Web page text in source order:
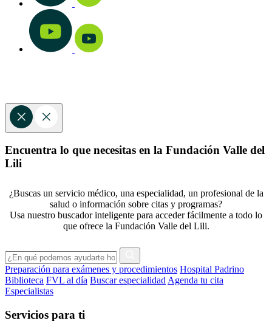
Encuentra lo que necesitas en la Fundación Valle del
Lili
¿Buscas un servicio médico, una especialidad, un profesional de la
salud o información sobre citas y programas?
Usa nuestro buscador inteligente para acceder fácilmente a todo lo
que ofrece la Fundación Valle del Lili.
Preparación para exámenes y procedimientos Hospital Padrino
Biblioteca FVL al día Buscar especialidad Agenda tu cita
Especialistas
Servicios para ti